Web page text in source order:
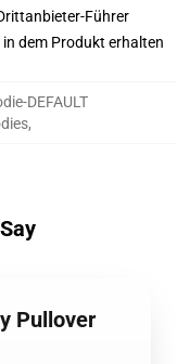
Führer
dem Produkt erhalten
DEFAULT
,
Pullover